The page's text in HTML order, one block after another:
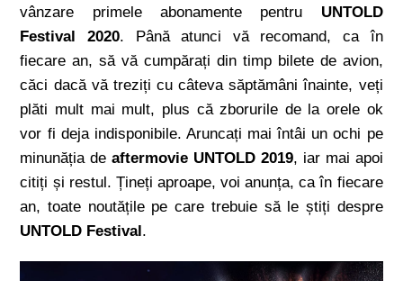
vânzare primele abonamente pentru UNTOLD
Festival 2020. Până atunci vă recomand, ca în
fiecare an, să vă cumpărați din timp bilete de avion,
căci dacă vă treziți cu câteva săptămâni înainte, veți
plăti mult mai mult, plus că zborurile de la orele ok
vor fi deja indisponibile. Aruncați mai întâi un ochi pe
minunăția deaftermovie UNTOLD 2019, iar mai apoi
citiți și restul. Țineți aproape, voi anunța, ca în fiecare
an, toate noutățile pe care trebuie să le știți despre
UNTOLD Festival.